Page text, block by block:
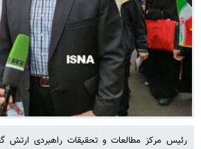
رئیس مرکز مطالعات و تحقیقات راهبردی